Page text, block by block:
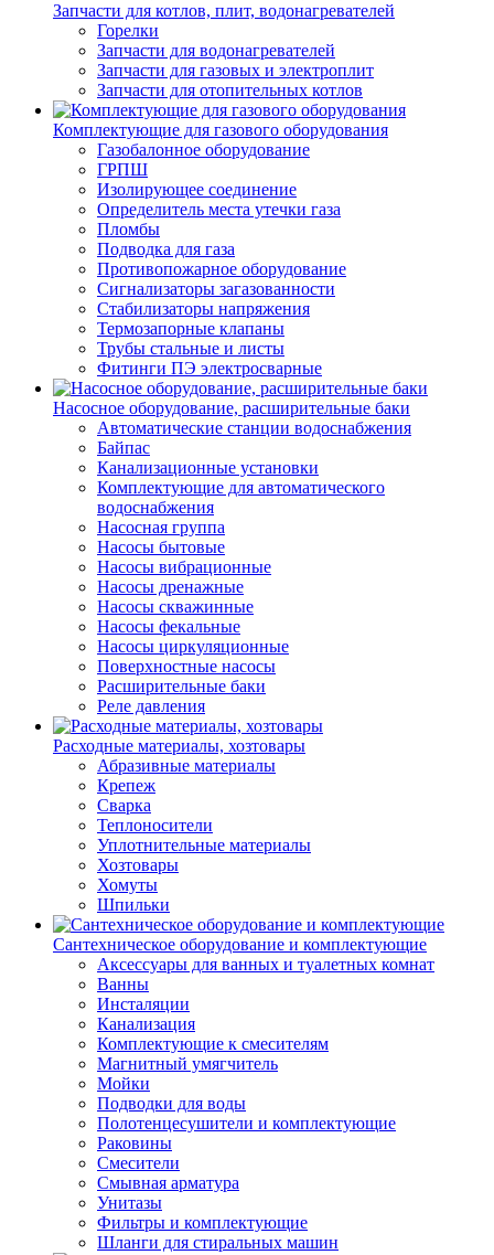
Запчасти для котлов, плит, водонагревателей
Горелки
Запчасти для водонагревателей
Запчасти для газовых и электроплит
Запчасти для отопительных котлов
Комплектующие для газового оборудования
Газобалонное оборудование
ГРПШ
Изолирующее соединение
Определитель места утечки газа
Пломбы
Подводка для газа
Противопожарное оборудование
Сигнализаторы загазованности
Стабилизаторы напряжения
Термозапорные клапаны
Трубы стальные и листы
Фитинги ПЭ электросварные
Насосное оборудование, расширительные баки
Автоматические станции водоснабжения
Байпас
Канализационные установки
Комплектующие для автоматического
водоснабжения
Насосная группа
Насосы бытовые
Насосы вибрационные
Насосы дренажные
Насосы скважинные
Насосы фекальные
Насосы циркуляционные
Поверхностные насосы
Расширительные баки
Реле давления
Расходные материалы, хозтовары
Абразивные материалы
Крепеж
Сварка
Теплоносители
Уплотнительные материалы
Хозтовары
Хомуты
Шпильки
Сантехническое оборудование и комплектующие
Аксессуары для ванных и туалетных комнат
Ванны
Инсталяции
Канализация
Комплектующие к смесителям
Магнитный умягчитель
Мойки
Подводки для воды
Полотенцесушители и комплектующие
Раковины
Смесители
Смывная арматура
Унитазы
Фильтры и комплектующие
Шланги для стиральных машин